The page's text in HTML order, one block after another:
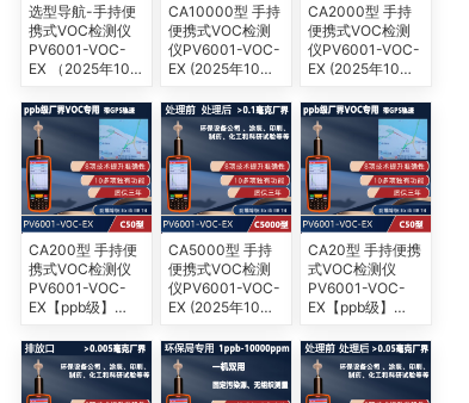
选型导航-手持便
携式VOC检测仪
PV6001-VOC-
EX （2025年10
CA10000型 手持
便携式VOC检测
仪PV6001-VOC-
EX (2025年10月
CA2000型 手持
便携式VOC检测
仪PV6001-VOC-
EX (2025年10月
CA200型 手持便
携式VOC检测仪
PV6001-VOC-
EX【ppb级】
款）
CA5000型 手持
便携式VOC检测
仪PV6001-VOC-
EX (2025年10月
CA20型 手持便携
式VOC检测仪
PV6001-VOC-
EX【ppb级】
款）